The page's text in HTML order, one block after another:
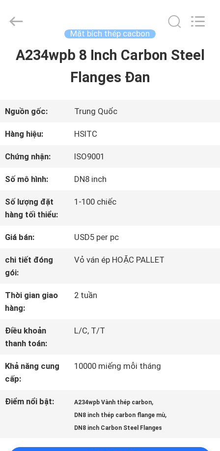
NHÀ
PHẨM
VỀ
CHÚNG
TÔI
CHUYẾN
THAM
QUAN
NHÀ
SOÁT
CHẤT
Hebei
Synda
Mặt bích thép cacbon
A234wpb 8 Inch Carbon Steel
Flanges Đan
Nguồn gốc: Trung Quốc
Hàng hiệu: HSITC
Chứng nhận: ISO9001
Số mô hình: DN8 inch
Số lượng đặt
hàng tối thiểu:
1-100 chiếc
Giá bán: USD5 per pc
chi tiết đóng
gói:
Vỏ ván ép HOẶC PALLET
Thời gian giao
hàng:
2 tuần
Điều khoản
thanh toán:
L/C, T/T
Khả năng cung
cấp:
10000 miếng mỗi tháng
Điểm nổi bật: A234wpb Vành thép carbon,
DN8 inch thép carbon flange mù,
DN8 inch Carbon Steel Flanges